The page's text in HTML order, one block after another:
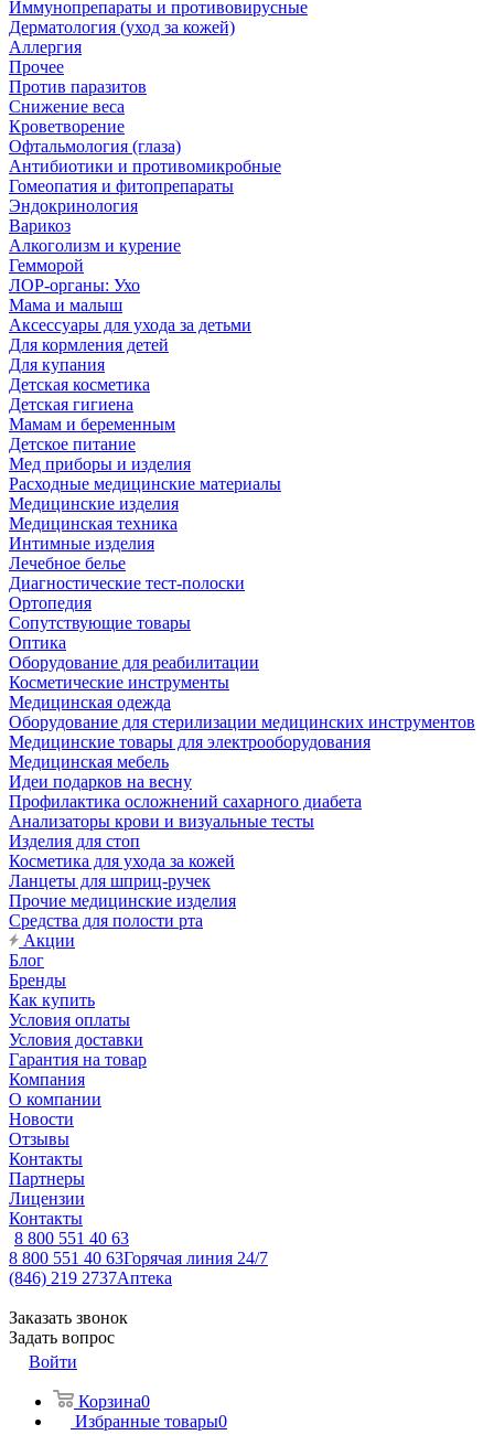
Иммунопрепараты и противовирусные
Дерматология (уход за кожей)
Аллергия
Прочее
Против паразитов
Снижение веса
Кроветворение
Офтальмология (глаза)
Антибиотики и противомикробные
Гомеопатия и фитопрепараты
Эндокринология
Варикоз
Алкоголизм и курение
Гемморой
ЛОР-органы: Ухо
Мама и малыш
Аксессуары для ухода за детьми
Для кормления детей
Для купания
Детская косметика
Детская гигиена
Мамам и беременным
Детское питание
Мед приборы и изделия
Расходные медицинские материалы
Медицинские изделия
Медицинская техника
Интимные изделия
Лечебное белье
Диагностические тест-полоски
Ортопедия
Сопутствующие товары
Оптика
Оборудование для реабилитации
Косметические инструменты
Медицинская одежда
Оборудование для стерилизации медицинских инструментов
Медицинские товары для электрооборудования
Медицинская мебель
Идеи подарков на весну
Профилактика осложнений сахарного диабета
Анализаторы крови и визуальные тесты
Изделия для стоп
Косметика для ухода за кожей
Ланцеты для шприц-ручек
Прочие медицинские изделия
Средства для полости рта
Акции
Блог
Бренды
Как купить
Условия оплаты
Условия доставки
Гарантия на товар
Компания
О компании
Новости
Отзывы
Контакты
Партнеры
Лицензии
Контакты
8 800 551 40 63
8 800 551 40 63Горячая линия 24/7
(846) 219 2737Аптека
Заказать звонок
Задать вопрос
Войти
Корзина0
Избранные товары0